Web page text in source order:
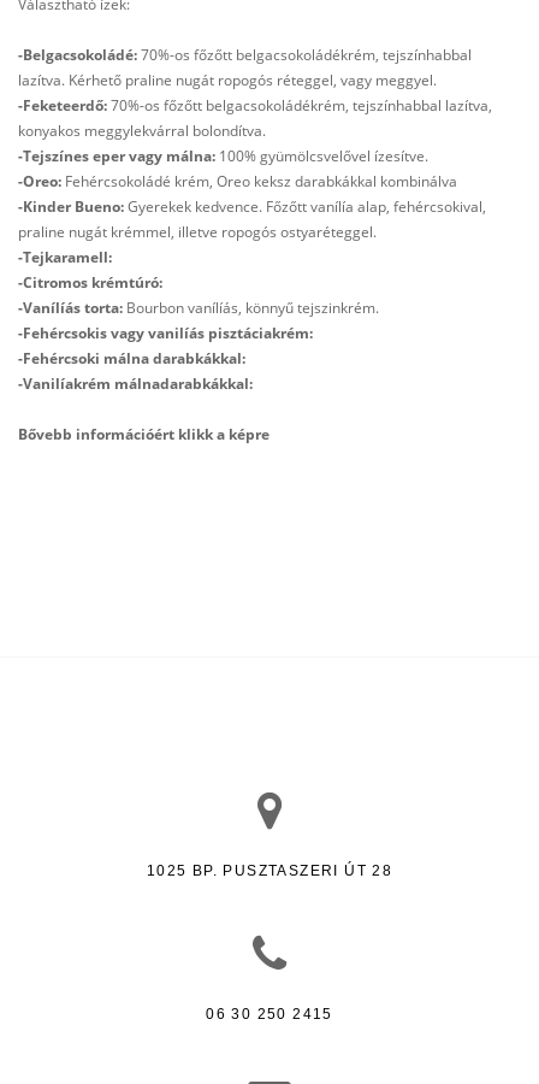
Választható ízek:
-Belgacsokoládé:70%-os főzőtt belgacsokoládékrém, tejszínhabbal
lazítva. Kérhető praline nugát ropogós réteggel, vagy meggyel.
-Feketeerdő:70%-os főzőtt belgacsokoládékrém, tejszínhabbal lazítva,
konyakos meggylekvárral bolondítva.
-Tejszínes eper vagy málna: 100% gyümölcsvelővel ízesítve.
-Oreo: Fehércsokoládé krém, Oreo keksz darabkákkal kombinálva
-Kinder Bueno:Gyerekek kedvence. Főzőtt vanílía alap, fehércsokival,
praline nugát krémmel, illetve ropogós ostyaréteggel.
-Tejkaramell:
-Citromos krémtúró:
-Vanílíás torta: Bourbon vanílíás, könnyű tejszinkrém.
-Fehércsokis vagy vanilíás pisztáciakrém:
-Fehércsoki málna darabkákkal:
-Vanilíakrém málnadarabkákkal:
Bővebb információért klikk a képre
1025 BP. PUSZTASZERI ÚT 28
06 30 250 2415